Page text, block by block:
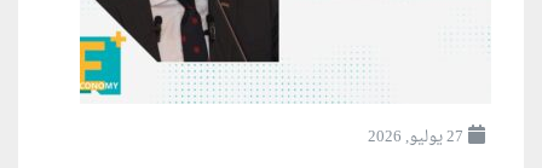
27 يوليو, 2026